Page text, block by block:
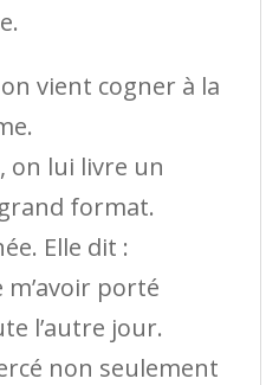
vient cogner à la
on lui livre un
format.
Elle dit :
porté
l’autre jour.
non seulement